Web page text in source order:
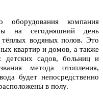
оборудования компания
на сегодняшний день
водяных полов. Это
квартир и домов, а также
детских садов, больниц и
метода отопления,
будет непосредственно
в полу.